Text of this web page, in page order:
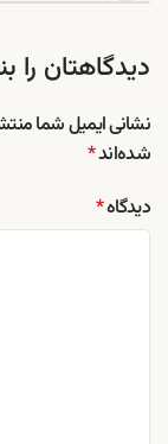
دیدگاهتان را
نشانی ایمیل شما
شده‌اند*
دیدگاه*